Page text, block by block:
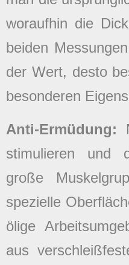
woraufhin die
beiden
der Wert, desto
besonderen
Anti-Ermüdung:
stimulieren und
große
spezielle
ölige
aus